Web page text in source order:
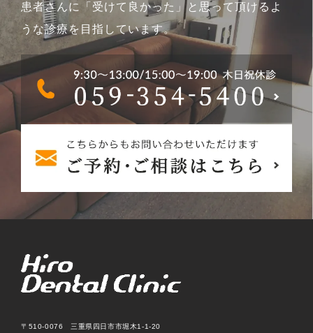
患者さんに「受けて良かった」と思って頂けるよ
うな診療を目指しています。
〒510-0076 三重県四日市市堀木1-1-20